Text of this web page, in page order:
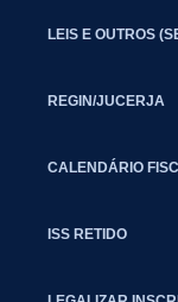
LEIS E OUTROS
REGIN/JUCERJA
CALENDÁRIO
ISS RETIDO